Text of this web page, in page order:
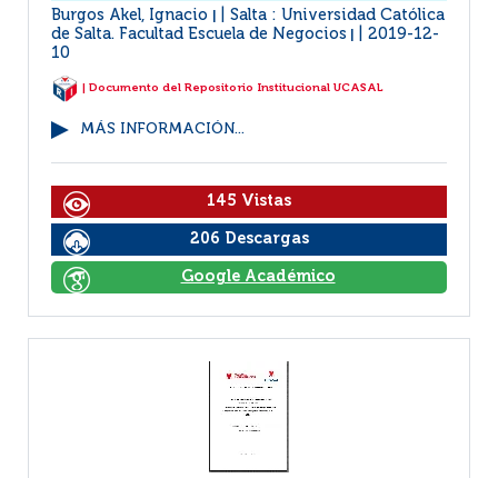
Burgos Akel, Ignacio
Salta : Universidad Católica
de Salta. Facultad Escuela de Negocios
2019-12-
10
| Documento del Repositorio Institucional UCASAL
MÁS INFORMACIÓN...
145 Vistas
206 Descargas
Google Académico